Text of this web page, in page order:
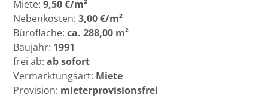
Miete:9,50 €/m²
Nebenkosten:3,00 €/m²
Bürofläche:ca. 288,00 m²
Baujahr: 1991
frei ab:ab sofort
Vermarktungsart: Miete
Provision: mieterprovisionsfrei